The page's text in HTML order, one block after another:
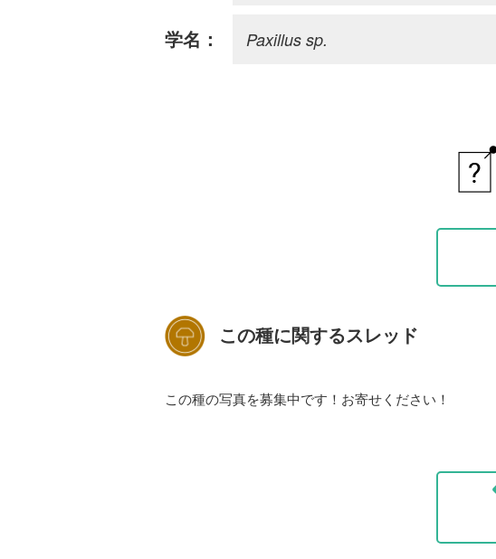
学名： Paxillus sp.
この種に関するスレッド
この種の写真を募集中です！お寄せください！